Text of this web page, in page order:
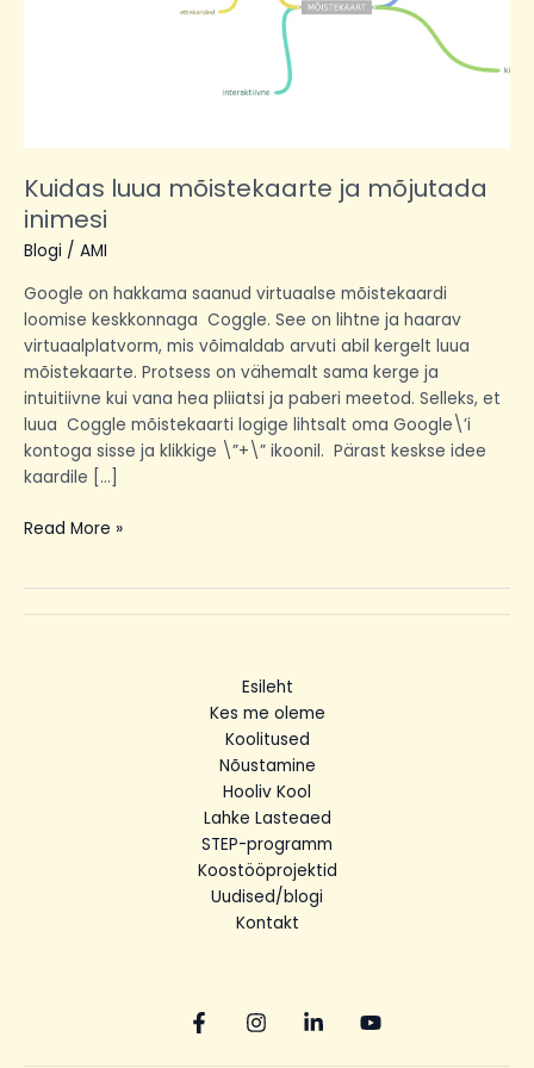
Kuidas luua mõistekaarte ja mõjutada
inimesi
Blogi / AMI
Google on hakkama saanud virtuaalse mõistekaardi
loomise keskkonnaga Coggle. See on lihtne ja haarav
virtuaalplatvorm, mis võimaldab arvuti abil kergelt luua
mõistekaarte. Protsess on vähemalt sama kerge ja
intuitiivne kui vana hea pliiatsi ja paberi meetod. Selleks, et
luua Coggle mõistekaarti logige lihtsalt oma Google\’i
kontoga sisse ja klikkige \”+\” ikoonil. Pärast keskse idee
kaardile […]
Read More »
Esileht
Kes me oleme
Koolitused
Nõustamine
Hooliv Kool
Lahke Lasteaed
STEP-programm
Koostööprojektid
Uudised/blogi
Kontakt